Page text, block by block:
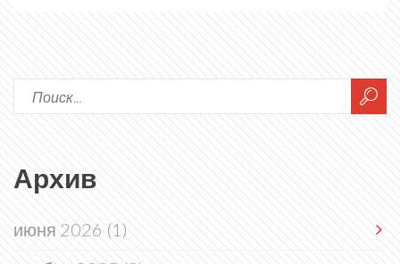
могут значительно повлиять на ваши продажи.
Статья раскрывает пять таких тестов, которые
помогут улучшить ваши бизнес-показатели.
Эксперты, такие как Григорий Чарный и другие,
делятся своими инсайтами и мнениями о
будущем маркетинга.
Архив
июня 2026(1)